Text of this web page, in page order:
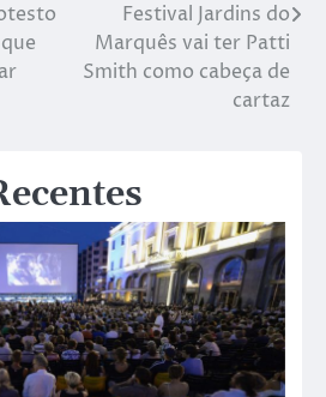
Festival Jardins do
Marquês vai ter Patti
Smith como cabeça de
cartaz